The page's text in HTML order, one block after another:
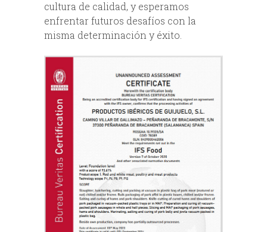
cultura de calidad, y esperamos
enfrentar futuros desafíos con la
misma determinación y éxito.